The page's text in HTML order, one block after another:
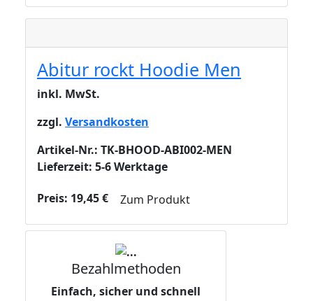
Abitur rockt Hoodie Men
inkl. MwSt.
zzgl. Versandkosten
Artikel-Nr.: TK-BHOOD-ABI002-MEN
Lieferzeit: 5-6 Werktage
Preis: 19,45€ Zum Produkt
Bezahlmethoden
Einfach, sicher und schnell